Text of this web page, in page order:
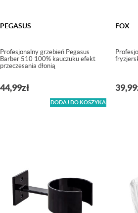
PEGASUS
Profesjonalny grzebień Pegasus
Barber 510 100% kauczuku efekt
przeczesania dłonią
44,99zł
DODAJ DO KOSZYKA
FOX
39,99